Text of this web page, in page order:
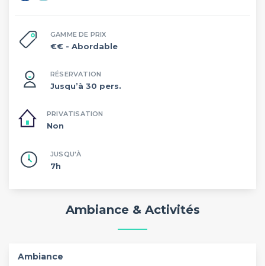
GAMME DE PRIX
€€ - Abordable
RÉSERVATION
Jusqu’à 30 pers.
PRIVATISATION
Non
JUSQU'À
7h
Ambiance & Activités
Ambiance